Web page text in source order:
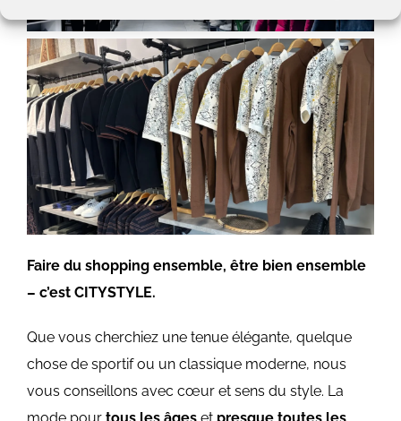
Faire du shopping ensemble, être bien ensemble
– c’est CITYSTYLE.
Que vous cherchiez une tenue élégante, quelque
chose de sportif ou un classique moderne, nous
vous conseillons avec cœur et sens du style. La